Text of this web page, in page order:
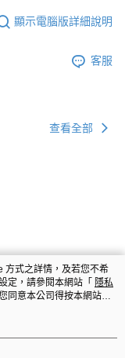
顯示電腦版詳細說明
客服
查看全部
方式之詳情，及若您不希
定，請參閱本網站「 隱私
同意本公司得按本網站使